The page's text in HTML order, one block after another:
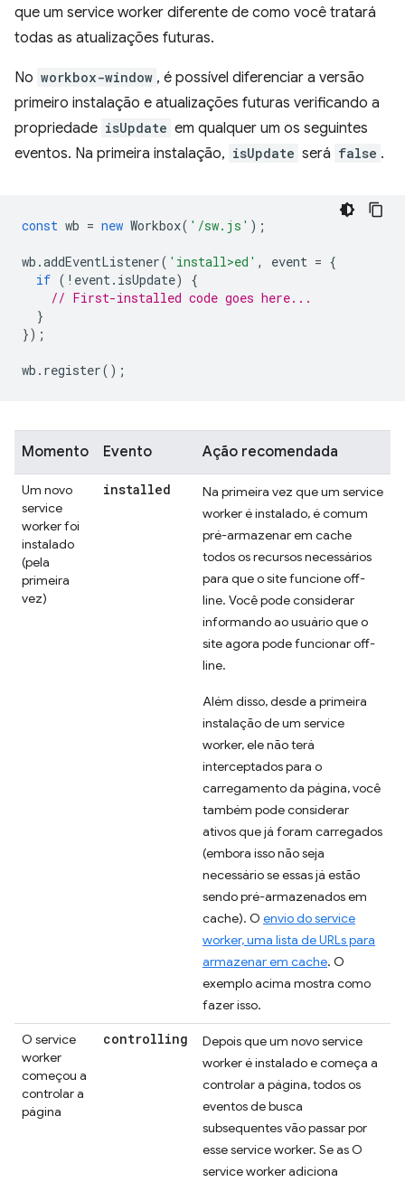
que um service worker diferente de como você tratará
todas as atualizações futuras.
No workbox-window , é possível diferenciar a versão
primeiro instalação e atualizações futuras verificando a
propriedade isUpdate em qualquer um os seguintes
eventos. Na primeira instalação, isUpdate será false .
const wb = new Workbox( '/sw.js' );
wb .addEventListener( 'install>ed' , event = {
if ( ! event. isUpdate)
{
// First-installed code goes here...
}
});
wb . register();
Momento Evento Ação recomendada
Um novo
service
worker foi
instalado
(pela
primeira
vez)
installed
Na primeira vez que um service
worker é instalado, é comum
pré-armazenar em cache
todos os recursos necessários
para que o site funcione off-
line. Você pode considerar
informando ao usuário que o
site agora pode funcionar off-
line.
Além disso, desde a primeira
instalação de um service
worker, ele não terá
interceptados para o
carregamento da página, você
também pode considerar
ativos que já foram carregados
(embora isso não seja
necessário se essas já estão
sendo pré-armazenados em
cache). O envio do service
worker, uma lista de URLs para
armazenar em cache. O
exemplo acima mostra como
fazer isso.
O service
worker
começou a
controlar a
página
controlling
Depois que um novo service
worker é instalado e começa a
controlar a página, todos os
eventos de busca
subsequentes vão passar por
esse service worker. Se as O
service worker adiciona